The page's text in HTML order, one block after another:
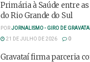
Primária à Saúde entre
do Rio Grande do Sul
PORJORNALISMO - GIRO DE GRAVATAÍ
21 DE JULHO DE 2026
0
Gravataí firma parceria